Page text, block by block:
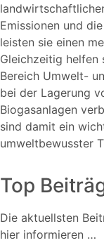
Emissionen und
leisten sie einen
Gleichzeitig helfen
Bereich Umwelt-
bei der Lagerung
Biogasanlagen
sind damit ein
umweltbewusster
Top
Die aktuellsten
hier informieren …